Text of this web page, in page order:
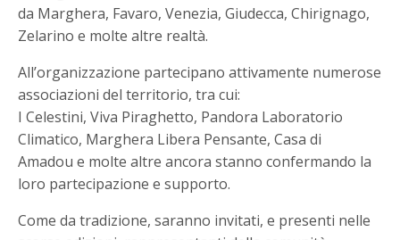
da Marghera, Favaro, Venezia, Giudecca, Chirignago,
Zelarino e molte altre realtà.
All’organizzazione partecipano attivamente numerose
associazioni del territorio, tra cui:
I Celestini, Viva Piraghetto, Pandora Laboratorio
Climatico, Marghera Libera Pensante, Casa di
Amadou e molte altre ancora stanno confermando la
loro partecipazione e supporto.
Come da tradizione, saranno invitati, e presenti nelle